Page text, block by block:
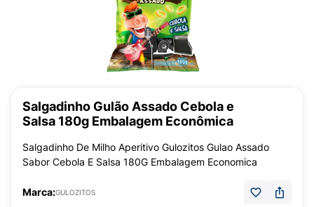
Salgadinho Gulão Assado Cebola e
Salsa 180g Embalagem Econômica
Salgadinho De Milho Aperitivo Gulozitos Gulao Assado
Sabor Cebola E Salsa 180G Embalagem Economica
Marca:GULOZITOS